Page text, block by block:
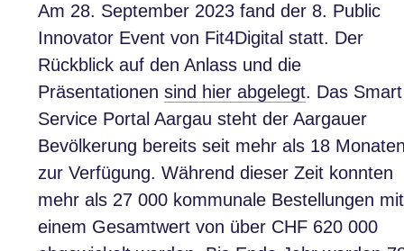
Am 28. September 2023 fand der 8. Public
Innovator Event von Fit4Digital statt. Der
Rückblick auf den Anlass und die
Präsentationen sind hier abgelegt. Das Smart
Service Portal Aargau steht der Aargauer
Bevölkerung bereits seit mehr als 18
zur Verfügung. Während dieser Zeit konnten
mehr als 27 000 kommunale Bestellungen mit
einem Gesamtwert von über CHF 620 000